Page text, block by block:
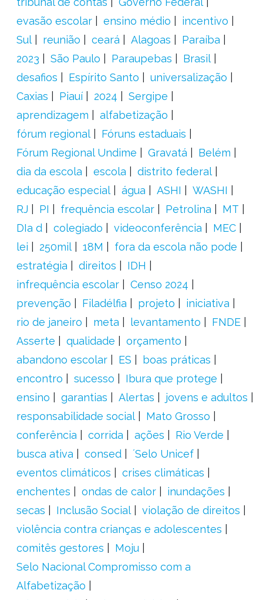
evasão escolar
ensino médio
incentivo
Sul
reunião ceará Alagoas
Paraíba
2023
São Paulo Paraupebas
Brasil
desafios
Espírito Santo
universalização
Caxias
Piauí 2024
Sergipe
aprendizagem
alfabetização
fórum regional
Fóruns estaduais
Fórum Regional Undime
Gravatá
Belém
dia da escola
escola
distrito federal
educação especial
água ASHI
WASHI
RJ
PI frequência escolar Petrolina
MT
DIa d
colegiado videoconferência
MEC
lei
250mil 18M
fora da escola não pode
estratégia
direitos
IDH
infrequência escolar
Censo 2024
prevenção
Filadélfia projeto
iniciativa
rio de janeiro
meta levantamento
FNDE
Asserte
qualidade
orçamento
abandono escolar
ES
boas práticas
encontro
sucesso
Ibura que protege
ensino
garantias Alertas
jovens e adultos
responsabilidade social
Mato Grosso
conferência
corrida ações
Rio Verde
busca ativa
consed
´Selo Unicef
eventos climáticos
crises climáticas
enchentes
ondas de calor
inundações
secas
Inclusão Social
violação de direitos
violência contra crianças e adolescentes
comitês gestores
Moju
Selo Nacional Compromisso com a
Alfabetização